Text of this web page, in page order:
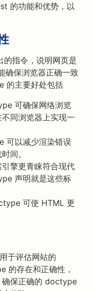
的功能和优势，以
指令，说明网页是
确保浏览器正确一致
的主要好处包括
可确保网络浏览
同浏览器上实现一
可以减少渲染错误
间。
引擎更青睐符合现代
声明就是这些标
可使 HTML 更
于评估网站的
的存在和正确性，
确保正确的 doctype